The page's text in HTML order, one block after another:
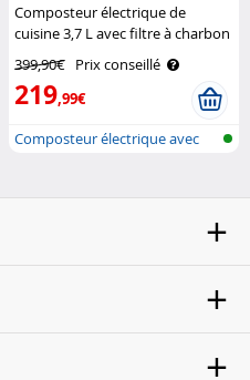
Composteur électrique de
cuisine 3,7 L avec filtre à charbon
actif K-05 Rosenstein & Söhne
399,90€ Prix conseillé
219,99€
Composteur électrique avec